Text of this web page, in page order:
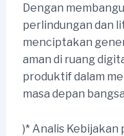
Dengan
perlindungan dan
menciptakan
aman di ruang
produktif dalam
masa depan
)* Analis Kebijakan